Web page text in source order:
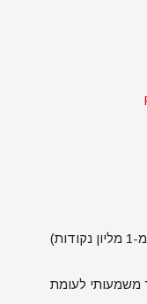
מסך מגע 3 אינצ' בעל רזולוציה גבוהה (יותר מ-1 מליון נקודות)
(שיפור משמעותי לעומת